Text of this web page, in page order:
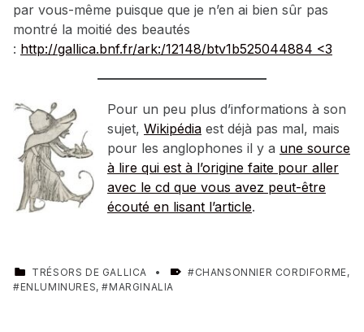
par vous-même puisque que je n’en ai bien sûr pas
montré la moitié des beautés
: http://gallica.bnf.fr/ark:/12148/btv1b525044884 <3
Pour un peu plus d’informations à son
sujet, Wikipédia est déjà pas mal, mais
pour les anglophones il y a une source
à lire qui est à l’origine faite pour aller
avec le cd que vous avez peut-être
écouté en lisant l’article.
CATEGORIZED IN:
TRÉSORS DE GALLICA TAGGED AS:CHANSONNIER CORDIFORME,
ENLUMINURES, MARGINALIA